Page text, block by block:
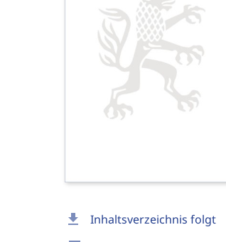
download Inhaltsverzeichnis folgt